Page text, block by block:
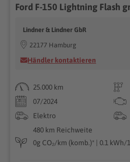
Lindner & Lindner GbR
22177 Hamburg
Händler kontaktieren
25.000 km
07/2024
Elektro
480 km Reichweite
0g CO₂/km (komb.)* | 0.1 kWh/